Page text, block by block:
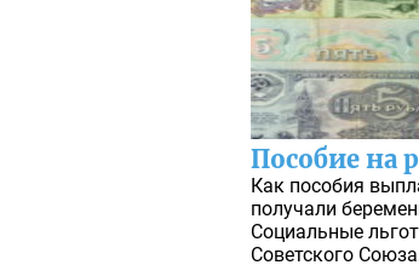
Пособие на
Как пособия
получали
Социальные
Советского